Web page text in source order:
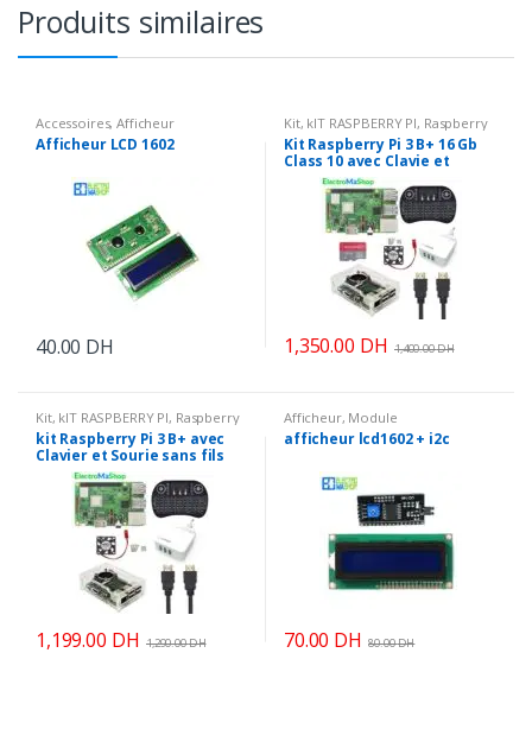
Produits similaires
Accessoires,Afficheur
Afficheur LCD 1602
40.00 DH
Kit, kIT RASPBERRY PI, Raspberry
PI,Raspberry Pi Robot & KIT
Kit Raspberry Pi 3 B+ 16 Gb
Class 10 avec Clavie et
Sourie sans fils
1,350.00 DH 1,400.00DH
Kit, kIT RASPBERRY PI, Raspberry
PI,Raspberry Pi
kit Raspberry Pi 3 B+ avec
Clavier et Sourie sans fils
1,199.00 DH 1,290.00DH
Afficheur, Module
afficheur lcd1602 + i2c
70.00 DH 80.00DH